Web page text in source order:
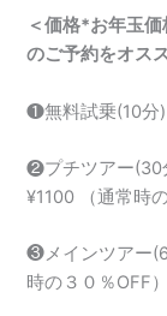
＜価格*お年玉
のご予約をオス
❶無料試乗(10分
❷プチツアー(30
¥1100 （通常時
❸メインツアー
時の３０％OFF）